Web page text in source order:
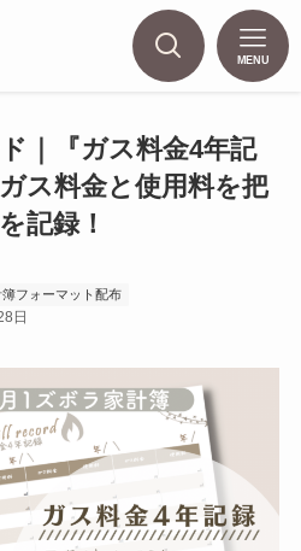
MENU
｜『ガス料金4年記
ス料金と使用料を把
記録！
簿フォーマット配布
日